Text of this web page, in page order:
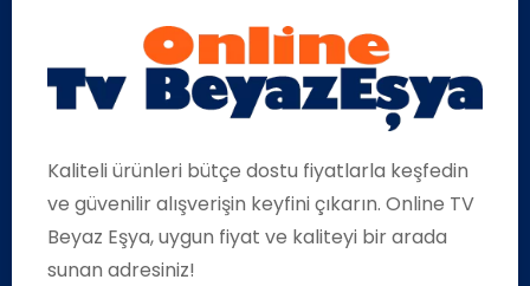
Kaliteli ürünleri bütçe dostu fiyatlarla keşfedin
ve güvenilir alışverişin keyfini çıkarın. Online TV
Beyaz Eşya, uygun fiyat ve kaliteyi bir arada
sunan adresiniz!